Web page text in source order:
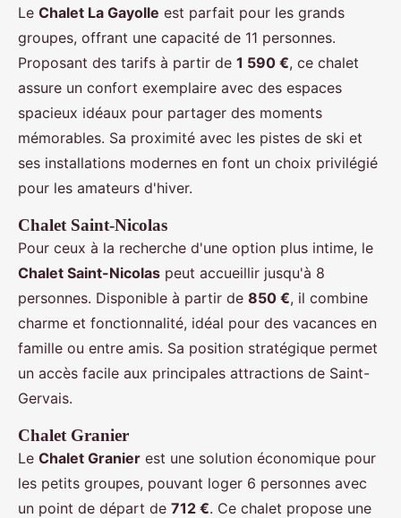
Le Chalet La Gayolle est parfait pour les grands
groupes, offrant une capacité de 11 personnes.
Proposant des tarifs à partir de 1 590 €, ce chalet
assure un confort exemplaire avec des espaces
spacieux idéaux pour partager des moments
mémorables. Sa proximité avec les pistes de ski et
ses installations modernes en font un choix privilégié
pour les amateurs d'hiver.
Chalet Saint-Nicolas
Pour ceux à la recherche d'une option plus intime, le
Chalet Saint-Nicolas peut accueillir jusqu'à 8
personnes. Disponible à partir de 850 €, il combine
charme et fonctionnalité, idéal pour des vacances en
famille ou entre amis. Sa position stratégique permet
un accès facile aux principales attractions de Saint-
Gervais.
Chalet Granier
Le Chalet Granier est une solution économique pour
les petits groupes, pouvant loger 6 personnes avec
un point de départ de 712 €. Ce chalet propose une